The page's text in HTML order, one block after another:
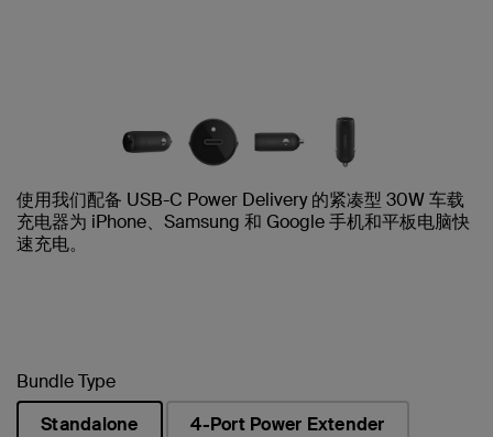
使用我们配备 USB-C Power Delivery 的紧凑型 30W 车载
充电器为 iPhone、Samsung 和 Google 手机和平板电脑快
速充电。
Bundle Type
Standalone
4-Port Power Extender